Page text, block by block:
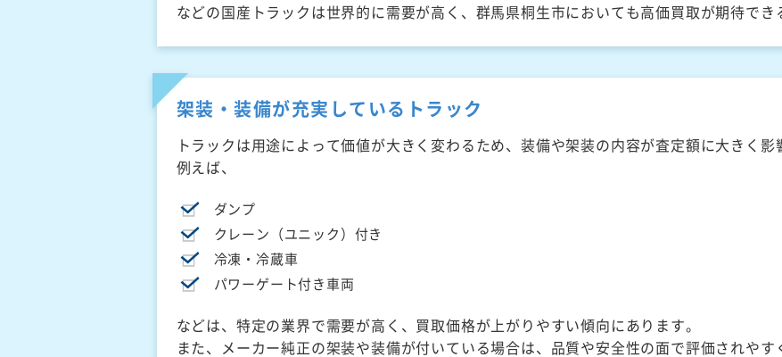
などの国産トラックは世界的に需要が高く、群馬県桐生市においても高価買取が期待でき
架装・装備が充実しているトラック
トラックは用途によって価値が大きく変わるため、装備や架装の内容が査定額に大きく影
例えば、
ダンプ
クレーン（ユニック）付き
冷凍・冷蔵車
パワーゲート付き車両
などは、特定の業界で需要が高く、買取価格が上がりやすい傾向にあります。
また、メーカー純正の架装や装備が付いている場合は、品質や安全性の面で評価されや